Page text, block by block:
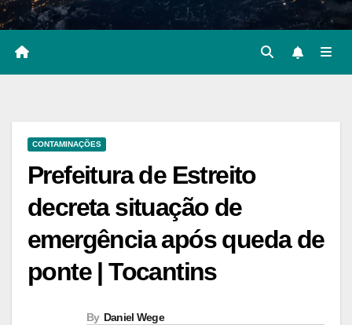
CONTAMINAÇÕES
Prefeitura de Estreito
decreta situação de
emergência após queda de
ponte | Tocantins
By Daniel Wege